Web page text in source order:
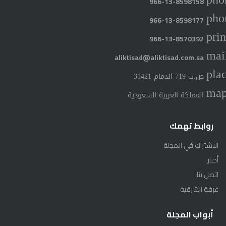
966-13-8598177
966-13-8570392
aliktisad@aliktisad.com.sa
ص.ب 719 الدمام 31421
المملكة العربية السعودية
روابط تهمك
الاشتراك في المجلة
أخبار
اتصل بنا
غرفة الشرقية
أبواب المجلة